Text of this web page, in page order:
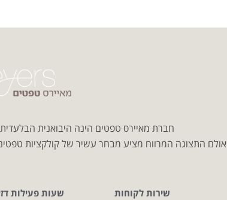
חברת מאיירס טפטים הינה היבואנית
אולם התצוגה המרווח מציע מבחר עשיר של קולקציות טפטים
שירות לקוחות שעות פעילות